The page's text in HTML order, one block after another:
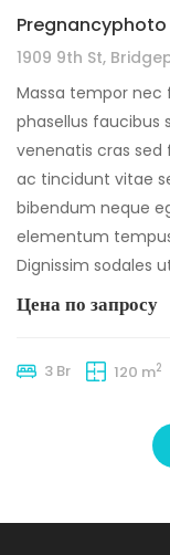
1909 9th St,
Massa tempor nec
phasellus faucibus
venenatis cras sed
ac tincidunt vitae
bibendum neque
elementum
Dignissim sodales
Цена по запросу
3 Br 120 m2